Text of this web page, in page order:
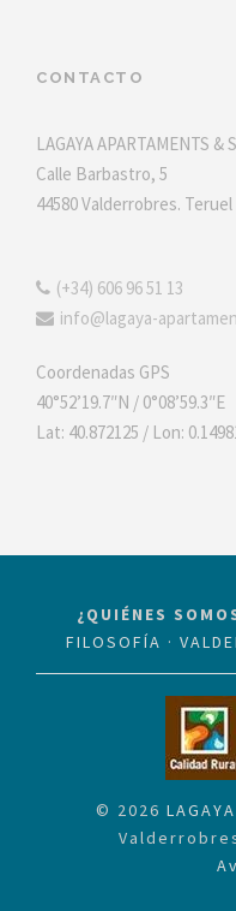
CONTACTO
LAGAYA APARTAMENTS &
Calle Barbastro, 5
44580 Valderrobres. Teruel
(+34) 606 96 51 13
info@lagaya-
Coordenadas GPS
40°52’19.7″N / 0°08’59.3″E
Lat: 40.872125 / Lon:
¿QUIÉNES
FILOSOFÍA ·
© 2026